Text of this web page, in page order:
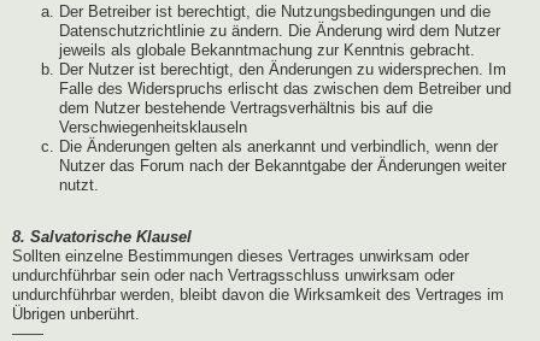
Der Betreiber ist berechtigt, die Nutzungsbedingungen und die
Datenschutzrichtlinie zu ändern. Die Änderung wird dem Nutzer
jeweils als globale Bekanntmachung zur Kenntnis gebracht.
Der Nutzer ist berechtigt, den Änderungen zu widersprechen. Im
Falle des Widerspruchs erlischt das zwischen dem Betreiber und
dem Nutzer bestehende Vertragsverhältnis bis auf die
Verschwiegenheitsklauseln
Die Änderungen gelten als anerkannt und verbindlich, wenn der
Nutzer das Forum nach der Bekanntgabe der Änderungen weiter
nutzt.
8. Salvatorische Klausel
Sollten einzelne Bestimmungen dieses Vertrages unwirksam oder
undurchführbar sein oder nach Vertragsschluss unwirksam oder
undurchführbar werden, bleibt davon die Wirksamkeit des Vertrages im
Übrigen unberührt.
——